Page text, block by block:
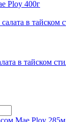
Ploy 400г
в тайском